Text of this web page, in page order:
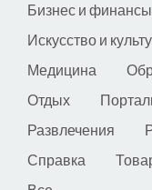
Бизнес и финансы
Искусство и
Медицина
Отдых
Развлечения
Справка